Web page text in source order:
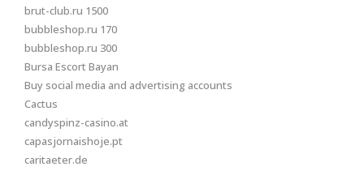
brut-club.ru 1500
bubbleshop.ru 170
bubbleshop.ru 300
Bursa Escort Bayan
Buy social media and advertising accounts
Cactus
candyspinz-casino.at
capasjornaishoje.pt
caritaeter.de